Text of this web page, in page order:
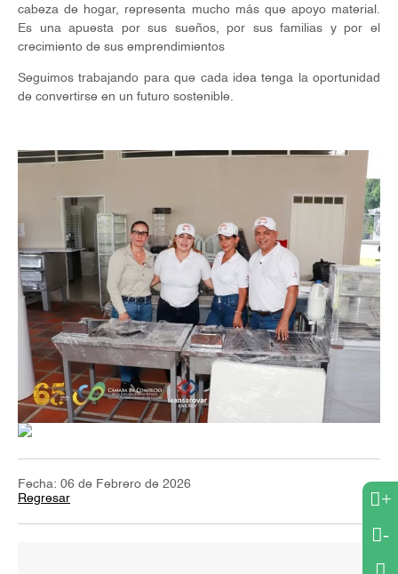
cabeza de hogar, representa mucho más que apoyo material.
Es una apuesta por sus sueños, por sus familias y por el
crecimiento de sus emprendimientos
Seguimos trabajando para que cada idea tenga la oportunidad
de convertirse en un futuro sostenible.
Fecha: 06 de Febrero de 2026
Regresar
+
-